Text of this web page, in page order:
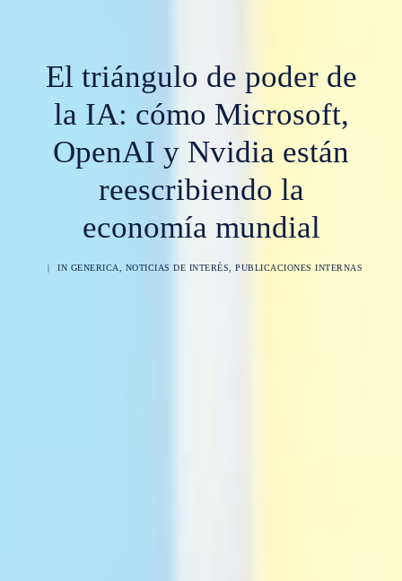
El triángulo de poder de
la IA: cómo Microsoft,
OpenAI y Nvidia están
reescribiendo la
economía mundial
| IN GENERICA NOTICIAS DE INTERÉS ,PUBLICACIONES INTERNAS